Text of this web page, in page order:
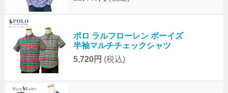
ポロ ラルフローレン ボーイズ
半袖マルチチェックシャツ
5,720円 (税込)